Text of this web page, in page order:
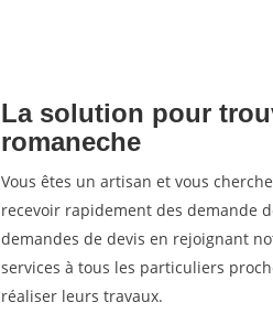
La solution pour
romaneche
Vous êtes un artisan et vous
recevoir rapidement des demande
demandes de devis en rejoignant
services à tous les particuliers
réaliser leurs travaux.